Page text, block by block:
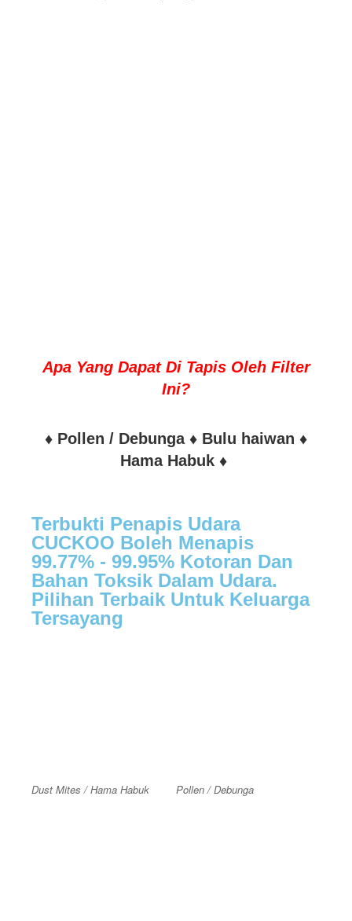
Apa Yang Dapat Di Tapis Oleh Filter
Ini?
♦ Pollen / Debunga ♦ Bulu haiwan ♦
Hama Habuk ♦
Terbukti Penapis Udara
CUCKOO Boleh Menapis
99.77% - 99.95% Kotoran Dan
Bahan Toksik Dalam Udara.
Pilihan Terbaik Untuk Keluarga
Tersayang
Dust Mites / Hama Habuk Pollen / Debunga